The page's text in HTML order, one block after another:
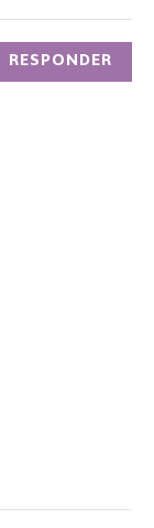
RESPONDER